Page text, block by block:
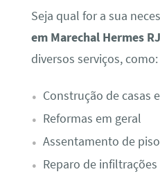
Seja qual for a sua
em Marechal Hermes RJ
diversos serviços, como:
Construção de casas
Reformas em geral
Assentamento de
Reparo de